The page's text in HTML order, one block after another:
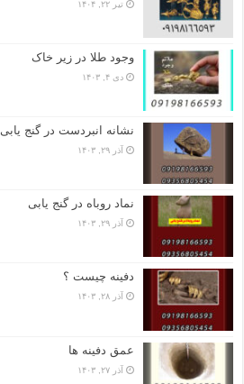
تیر ۲۲, ۱۴۰۴
وجود طلا در زیر خاک
دی ۴, ۱۴۰۳
نشانه انبردست در گنج یابی
آذر ۲۹, ۱۴۰۳
نماد روباه در گنج یابی
آذر ۲۹, ۱۴۰۳
دفینه چیست ؟
آذر ۲۸, ۱۴۰۳
عمق دفینه ها
آذر ۲۷, ۱۴۰۳